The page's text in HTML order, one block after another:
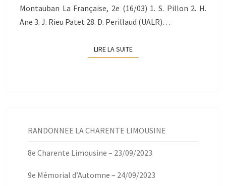
Montauban La Française, 2e (16/03) 1. S. Pillon 2. H.
Ane 3. J. Rieu Patet 28. D. Perillaud (UALR)…
LIRE LA SUITELIRE LA SUITE
RANDONNEE LA CHARENTE LIMOUSINE
8e Charente Limousine – 23/09/2023
9e Mémorial d’Automne – 24/09/2023